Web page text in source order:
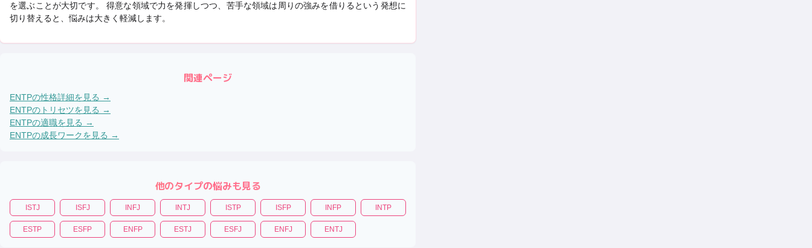
を選ぶことが大切です。 得意な領域で力を発揮しつつ、苦手な領域は周りの強みを借りるという発想に
切り替えると、悩みは大きく軽減します。
関連ページ
ENTPの性格詳細を見る →
ENTPのトリセツを見る →
ENTPの適職を見る →
ENTPの成長ワークを見る →
他のタイプの悩みも見る
ISTJ ISFJ INFJ INTJ ISTP ISFP INFP INTP
ESTP ESFP ENFP ESTJ ESFJ ENFJ ENTJ